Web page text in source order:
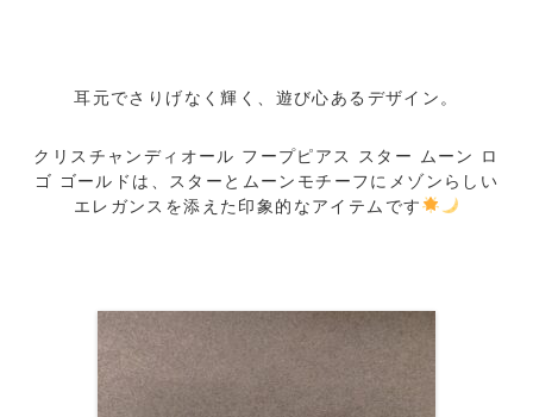
耳元でさりげなく輝く、遊び心あるデザイン。
クリスチャンディオール フープピアス スター ムーン ロ
ゴ ゴールドは、
スターとムーンモチーフにメゾンらしい
エレガンスを添えた印象的 なアイテムです